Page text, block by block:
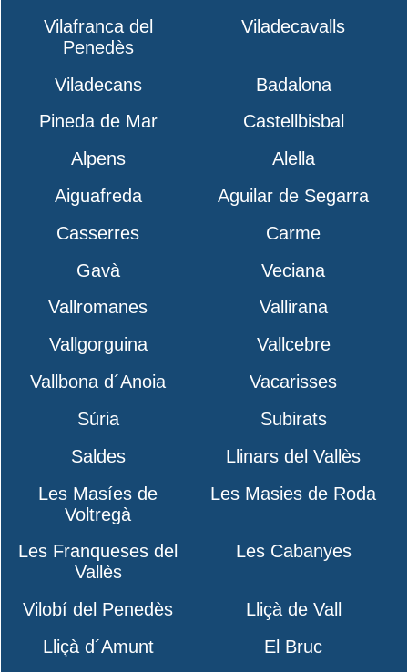
Vilafranca del
Penedès
Viladecavalls
Viladecans
Badalona
Pineda de Mar
Castellbisbal
Alpens
Alella
Aiguafreda
Aguilar de Segarra
Casserres
Carme
Gavà
Veciana
Vallromanes
Vallirana
Vallgorguina
Vallcebre
Vallbona d´Anoia
Vacarisses
Súria
Subirats
Saldes
Llinars del Vallès
Les Masíes de
Voltregà
Les Masies de Roda
Les Franqueses del
Vallès
Les Cabanyes
Vilobí del Penedès
Lliçà de Vall
Lliçà d´Amunt
El Bruc